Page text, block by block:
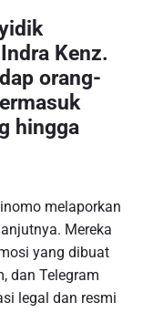
Kenz.
orang-
hingga
melaporkan
Mereka
yang dibuat
dan Telegram
legal dan resmi